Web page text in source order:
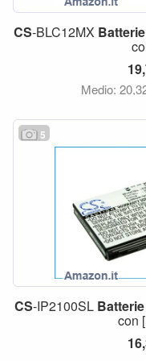
CS-BLC12MX Batterie
Medio:
5
CS-IP2100SL Batterie
con